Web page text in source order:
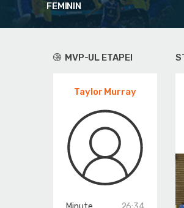
FEMININ
MVP-UL ETAPEI
Taylor Murray